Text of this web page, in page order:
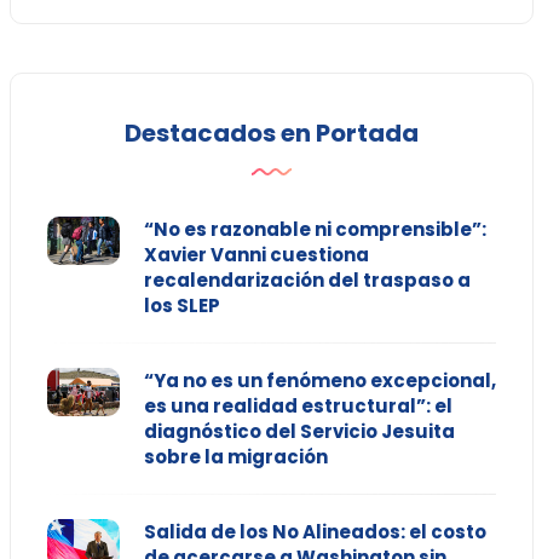
Destacados en Portada
“No es razonable ni comprensible”:
Xavier Vanni cuestiona
recalendarización del traspaso a
los SLEP
“Ya no es un fenómeno excepcional,
es una realidad estructural”: el
diagnóstico del Servicio Jesuita
sobre la migración
Salida de los No Alineados: el costo